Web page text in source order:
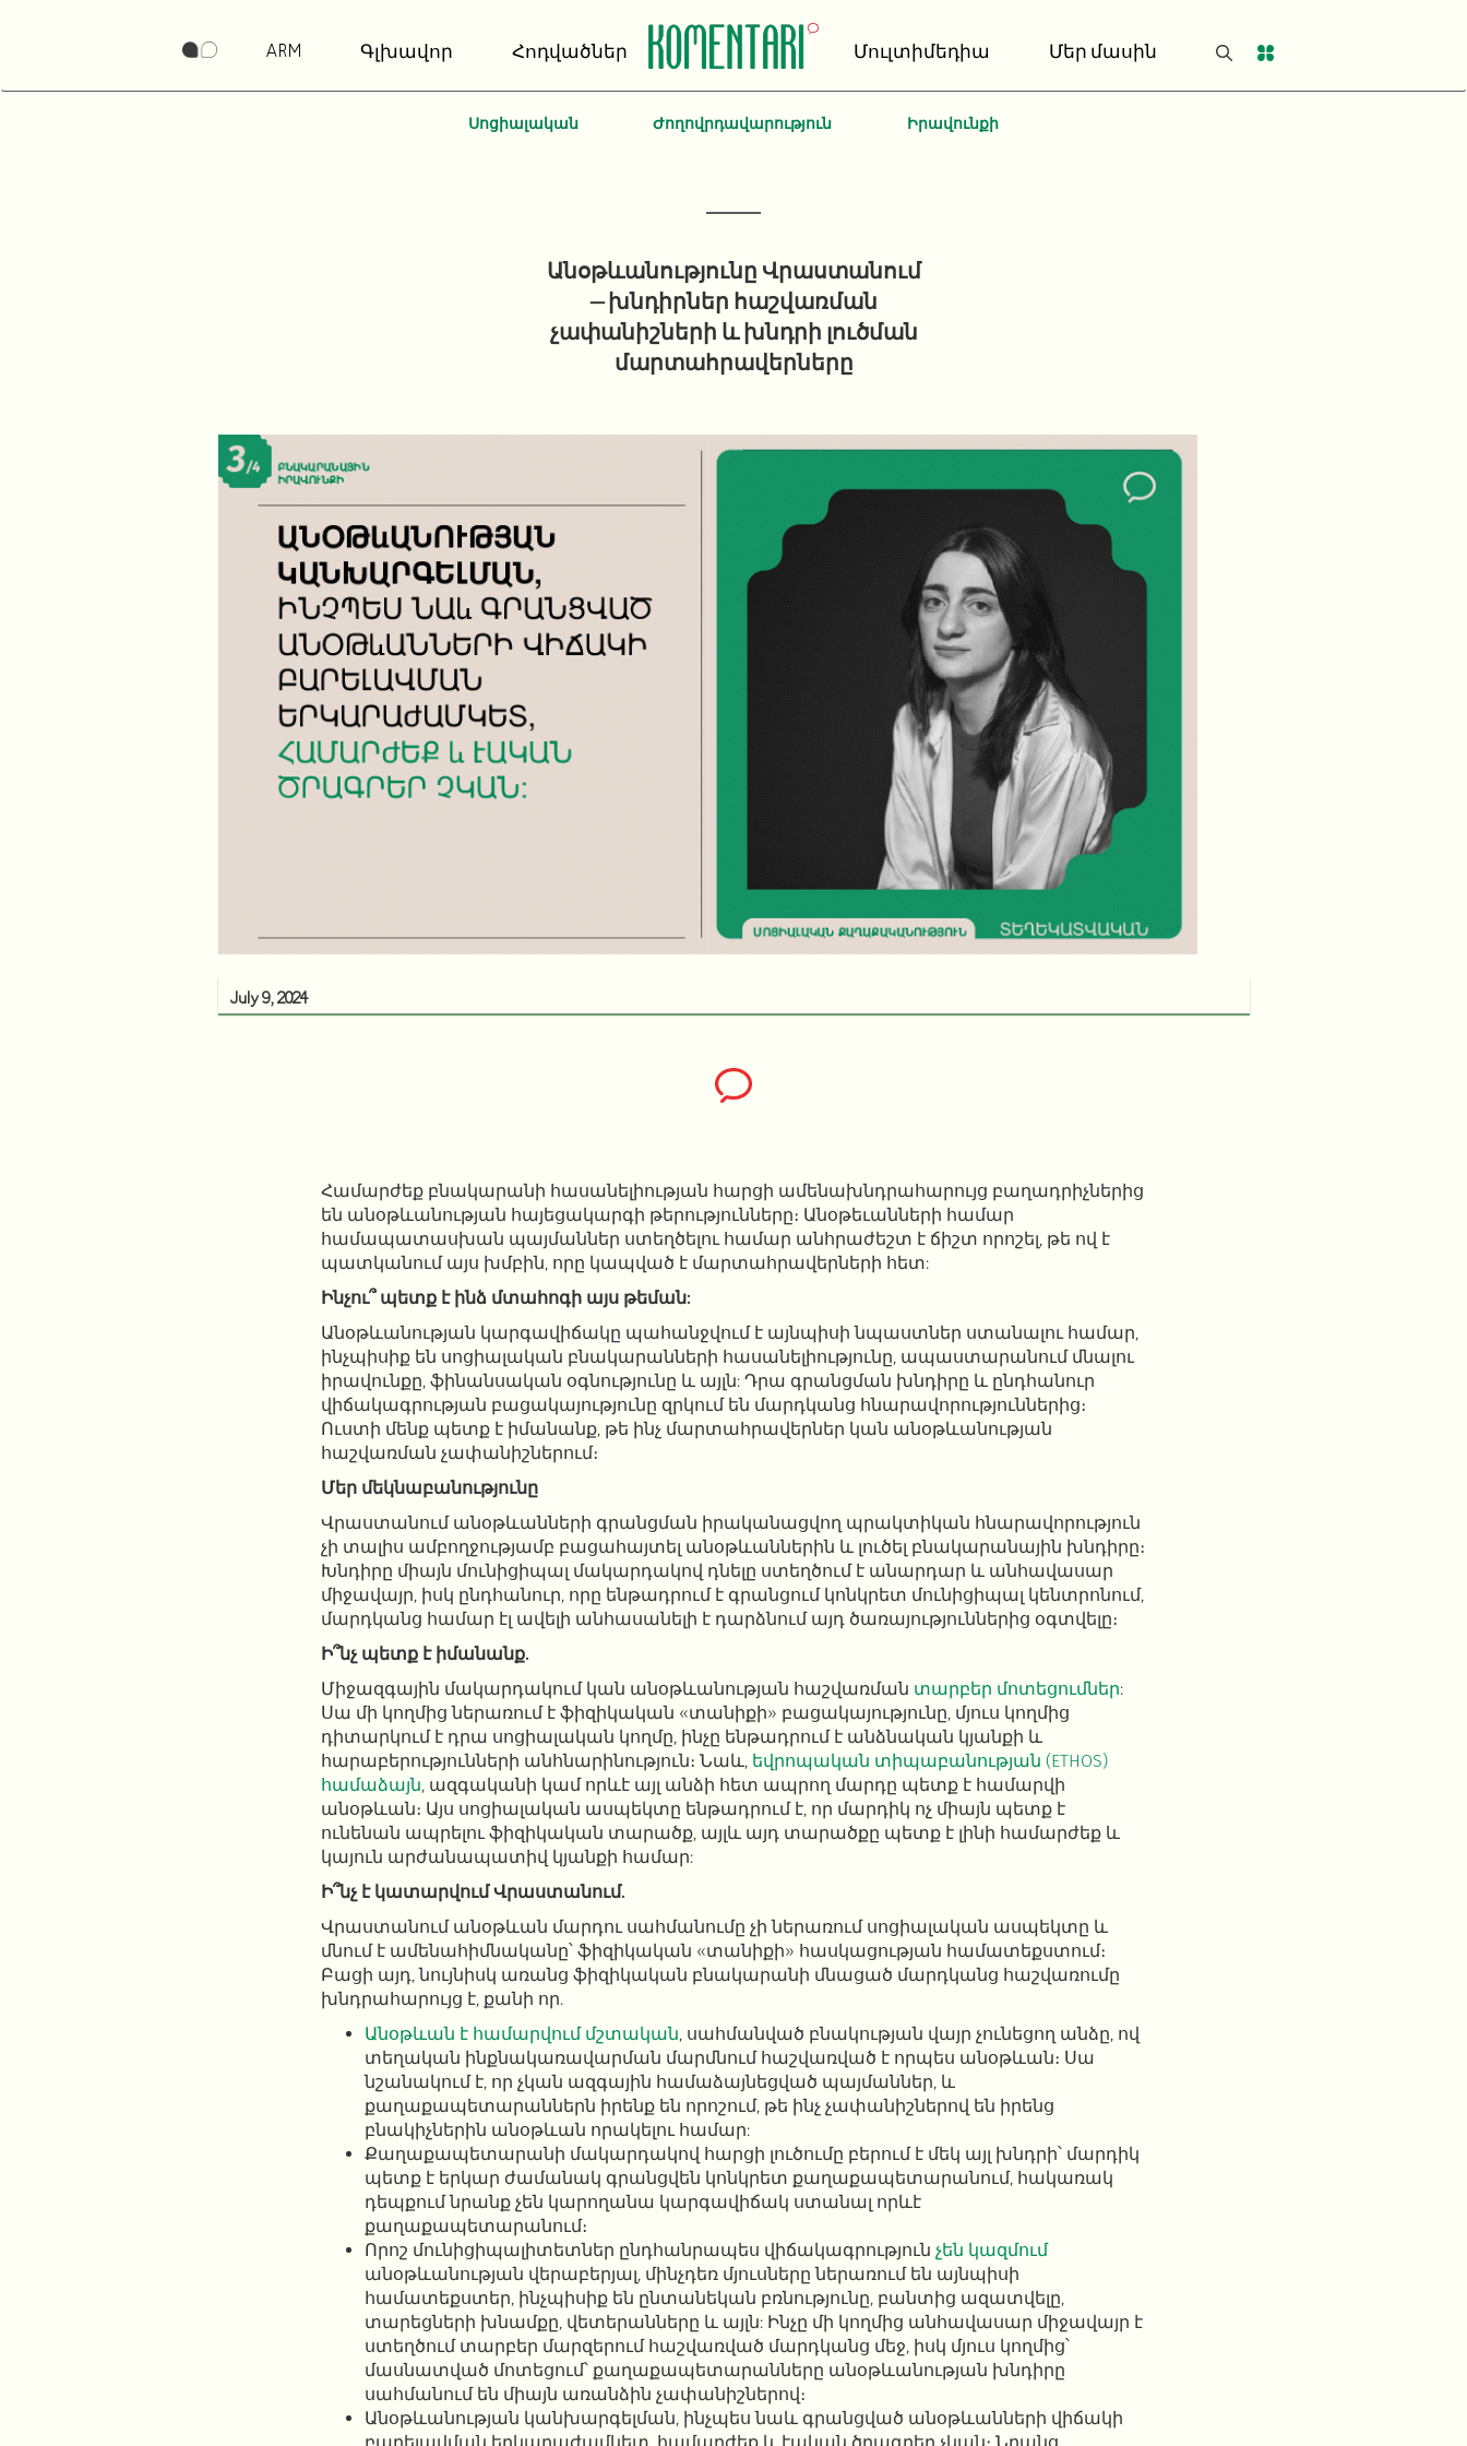
ARM Գլխավոր Հոդվածներ Մուլտիմեդիա Մեր մասին
Սոցիալական Ժողովրդավարություն Իրավունքի
Անօթևանությունը Վրաստանում
– խնդիրներ հաշվառման
չափանիշների և խնդրի լուծման
մարտահրավերները
July 9, 2024
Համարժեք բնակարանի հասանելիության հարցի ամենախնդրահարույց բաղադրիչներից
են անօթևանության հայեցակարգի թերությունները։ Անօթեւանների համար
համապատասխան պայմաններ ստեղծելու համար անհրաժեշտ է ճիշտ որոշել, թե ով է
պատկանում այս խմբին, որը կապված է մարտահրավերների հետ:
Ինչու՞ պետք է ինձ մտահոգի այս թեման:
Անօթևանության կարգավիճակը պահանջվում է այնպիսի նպաստներ ստանալու համար,
ինչպիսիք են սոցիալական բնակարանների հասանելիությունը, ապաստարանում մնալու
իրավունքը, ֆինանսական օգնությունը և այլն: Դրա գրանցման խնդիրը և ընդհանուր
վիճակագրության բացակայությունը զրկում են մարդկանց հնարավորություններից։
Ուստի մենք պետք է իմանանք, թե ինչ մարտահրավերներ կան անօթևանության
հաշվառման չափանիշներում։
Մեր մեկնաբանությունը
Վրաստանում անօթևանների գրանցման իրականացվող պրակտիկան հնարավորություն
չի տալիս ամբողջությամբ բացահայտել անօթևաններին և լուծել բնակարանային խնդիրը։
Խնդիրը միայն մունիցիպալ մակարդակով դնելը ստեղծում է անարդար և անհավասար
միջավայր, իսկ ընդհանուր, որը ենթադրում է գրանցում կոնկրետ մունիցիպալ կենտրոնում,
մարդկանց համար էլ ավելի անհասանելի է դարձնում այդ ծառայություններից օգտվելը։
Ի՞նչ պետք է իմանանք.
Միջազգային մակարդակում կան անօթևանության հաշվառման տարբեր մոտեցումներ:
Սա մի կողմից ներառում է ֆիզիկական «տանիքի» բացակայությունը, մյուս կողմից
դիտարկում է դրա սոցիալական կողմը, ինչը ենթադրում է անձնական կյանքի և
հարաբերությունների անհնարինություն։ Նաև, եվրոպական տիպաբանության (ETHOS)
համաձայն, ազգականի կամ որևէ այլ անձի հետ ապրող մարդը պետք է համարվի
անօթևան։ Այս սոցիալական ասպեկտը ենթադրում է, որ մարդիկ ոչ միայն պետք է
ունենան ապրելու ֆիզիկական տարածք, այլև այդ տարածքը պետք է լինի համարժեք և
կայուն արժանապատիվ կյանքի համար:
Ի՞նչ է կատարվում Վրաստանում.
Վրաստանում անօթևան մարդու սահմանումը չի ներառում սոցիալական ասպեկտը և
մնում է ամենահիմնականը՝ ֆիզիկական «տանիքի» հասկացության համատեքստում։
Բացի այդ, նույնիսկ առանց ֆիզիկական բնակարանի մնացած մարդկանց հաշվառումը
խնդրահարույց է, քանի որ.
Անօթևան է համարվում մշտական, սահմանված բնակության վայր չունեցող անձը, ով
տեղական ինքնակառավարման մարմնում հաշվառված է որպես անօթևան։ Սա
նշանակում է, որ չկան ազգային համաձայնեցված պայմաններ, և
քաղաքապետարաններն իրենք են որոշում, թե ինչ չափանիշներով են իրենց
բնակիչներին անօթևան որակելու համար:
Քաղաքապետարանի մակարդակով հարցի լուծումը բերում է մեկ այլ խնդրի՝ մարդիկ
պետք է երկար ժամանակ գրանցվեն կոնկրետ քաղաքապետարանում, հակառակ
դեպքում նրանք չեն կարողանա կարգավիճակ ստանալ որևէ
քաղաքապետարանում։
Որոշ մունիցիպալիտետներ ընդհանրապես վիճակագրություն չեն կազմում
անօթևանության վերաբերյալ, մինչդեռ մյուսները ներառում են այնպիսի
համատեքստեր, ինչպիսիք են ընտանեկան բռնությունը, բանտից ազատվելը,
տարեցների խնամքը, վետերանները և այլն: Ինչը մի կողմից անհավասար միջավայր է
ստեղծում տարբեր մարզերում հաշվառված մարդկանց մեջ, իսկ մյուս կողմից՝
մասնատված մոտեցում՝ քաղաքապետարանները անօթևանության խնդիրը
սահմանում են միայն առանձին չափանիշներով։
Անօթևանության կանխարգելման, ինչպես նաև գրանցված անօթևանների վիճակի
բարելավման երկարաժամկետ, համարժեք և էական ծրագրեր չկան։ Նրանց